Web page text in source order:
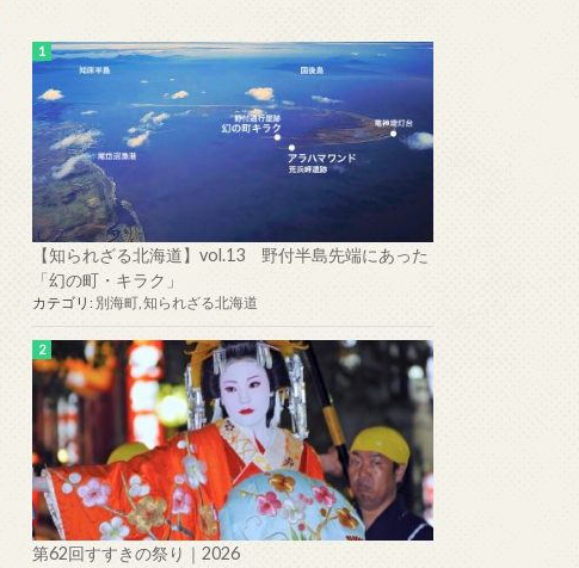
【知られざる北海道】vol.13 野付半島先端にあった
「幻の町・キラク」
カテゴリ: 別海町 知られざる北海道
第62回すすきの祭り｜2026